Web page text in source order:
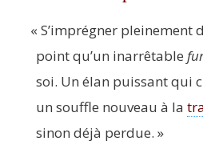
« S’imprégner plei­ne­ment
point qu’un inar­rê­table
soi. Un élan puis­sant qui
un souffle nou­veau à la
sinon déjà perdue. »